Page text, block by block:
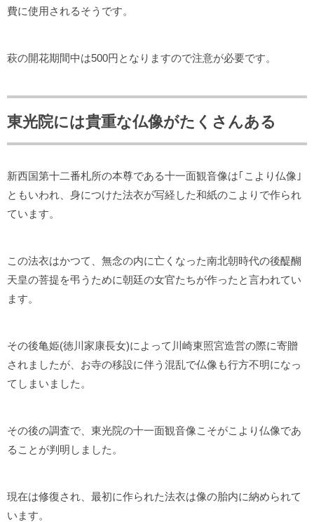
費に使用されるそうです。
萩の開花期間中は500円となりますので注意が必要です。
東光院には貴重な仏像がたくさんある
新西国第十二番札所の本尊である十一面観音像は｢こより仏像｣
ともいわれ、身につけた法衣が写経した和紙のこよりで作られ
ています。
この法衣はかつて、無念の内に亡くなった南北朝時代の後醍醐
天皇の菩提を弔うために朝廷の女官たちが作ったと言われてい
ます。
その後亀姫(徳川家康長女)によって川崎東照宮造営の際に寄贈
されましたが、お寺の移設に伴う混乱で仏像も行方不明になっ
てしまいました。
その後の調査で、東光院の十一面観音像こそがこより仏像であ
ることが判明しました。
現在は修復され、最初に作られた法衣は像の胎内に納められて
います。